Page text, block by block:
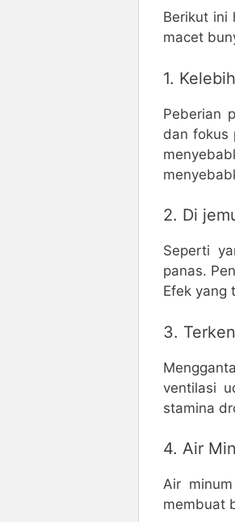
Berikut ini
macet
1.
Peberian
dan fokus
2. Di
Seperti
panas.
Efek yang
3.
ventilasi
stamina
4. Air
Air
membuat